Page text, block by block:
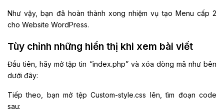
Như vậy, bạn đã hoàn thành xong nhiệm vụ tạo Menu cấp 2
cho Website WordPress.
Tùy chỉnh những hiển thị khi xem bài viết
Đầu tiên, hãy mở tập tin “index.php” và xóa dòng mã như bên
dưới đây:
Tiếp theo, bạn mở tệp Custom-style.css lên, tìm đoạn code
sau: